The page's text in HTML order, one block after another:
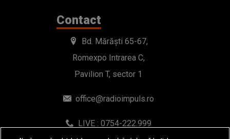
Contact
Bd. Mărăști 65-67,
Romexpo Intrarea C,
Pavilion T, sector 1
office@radioimpuls.ro
LIVE : 0754-222.999